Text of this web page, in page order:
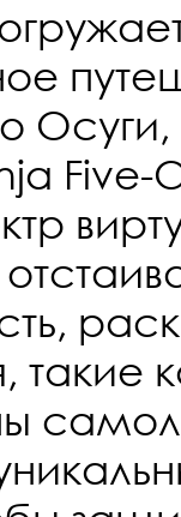
Осуги,
Five-
такие